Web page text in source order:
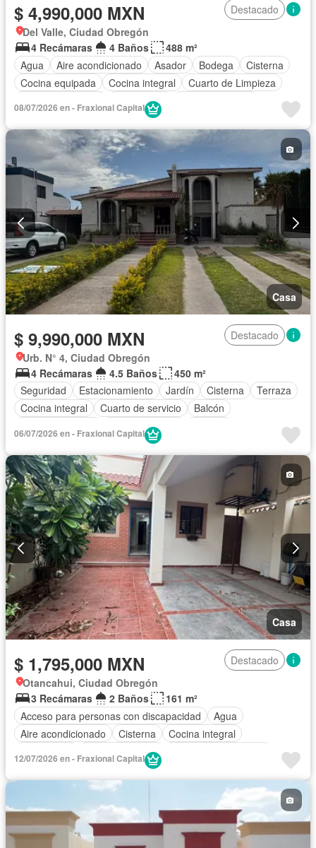
$ 4,990,000 MXN
Destacado
Del Valle, Ciudad Obregón
4 Recámaras
4 Baños
488 m²
Agua
Aire acondicionado Asador Bodega
Cisterna
Cocina equipada
Cocina integral
Cuarto de Limpieza
Electricidad
Vista panorámica
Sin amueblar
08/07/2026 en - Fraxional Capital
Casa
$ 9,990,000 MXN
Destacado
Urb. N° 4, Ciudad Obregón
4 Recámaras
4.5 Baños
450 m²
Seguridad
Estacionamiento Jardín Cisterna
Terraza
Cocina integral
Cuarto de servicio
Balcón
Sala polivalente
Electricidad
Cuarto de Limpieza
Despacho
Recámara con closet
Sin amueblar
06/07/2026 en - Fraxional Capital
Casa
$ 1,795,000 MXN
Destacado
Otancahui, Ciudad Obregón
3 Recámaras
2 Baños
161 m²
Acceso para personas con discapacidad
Agua
Aire acondicionado
Cisterna
Cocina integral
Estacionamiento
12/07/2026 en - Fraxional Capital